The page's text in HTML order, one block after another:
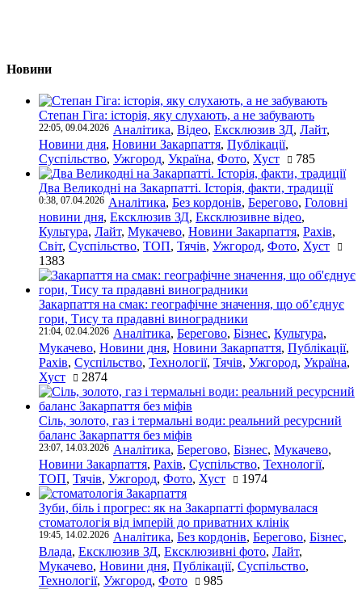
Новини
Степан Гіга: історія, яку слухають, а не забувають
22:05, 09.04.2026 Аналітика, Відео, Ексклюзив ЗД, Лайт,
Новини дня, Новини Закарпаття, Публікації,
Суспільство, Ужгород, Україна, Фото, Хуст 785
Два Великодні на Закарпатті. Історія, факти, традиції
0:38, 07.04.2026 Аналітика, Без кордонів, Берегово, Головні
новини дня, Ексклюзив ЗД, Ексклюзивне відео,
Культура, Лайт, Мукачево, Новини Закарпаття, Рахів,
Світ, Суспільство, ТОП, Тячів, Ужгород, Фото, Хуст
1383
Закарпаття на смак: географічне значення, що об’єднує
гори, Тису та прадавні виноградники
21:04, 02.04.2026 Аналітика, Берегово, Бізнес, Культура,
Мукачево, Новини дня, Новини Закарпаття, Публікації,
Рахів, Суспільство, Технології, Тячів, Ужгород, Україна,
Хуст
2874
Сіль, золото, газ і термальні води: реальний ресурсний
баланс Закарпаття без міфів
23:07, 14.03.2026 Аналітика, Берегово, Бізнес, Мукачево,
Новини Закарпаття, Рахів, Суспільство, Технології,
ТОП, Тячів, Ужгород, Фото, Хуст 1974
Зуби, біль і прогрес: як на Закарпатті формувалася
стоматологія від імперій до приватних клінік
19:45, 14.02.2026 Аналітика, Без кордонів, Берегово, Бізнес,
Влада, Ексклюзив ЗД, Ексклюзивні фото, Лайт,
Мукачево, Новини дня, Публікації, Суспільство,
Технології, Ужгород, Фото 985